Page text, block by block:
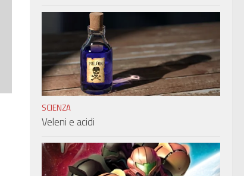
SCIENZA
Veleni e acidi